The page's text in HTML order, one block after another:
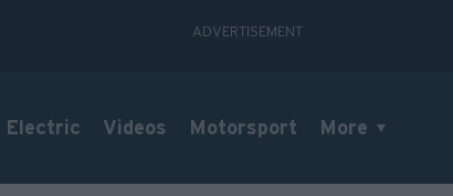
Electric Videos Motorsport More